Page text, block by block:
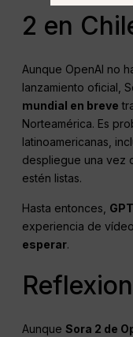
2 en
Aunque OpenAI no
lanzamiento oficial,
mundial en breve
Norteamérica. Es
latinoamericanas,
despliegue una vez
estén listas.
Hasta entonces,
experiencia de
esperar.
AunqueSora 2 de